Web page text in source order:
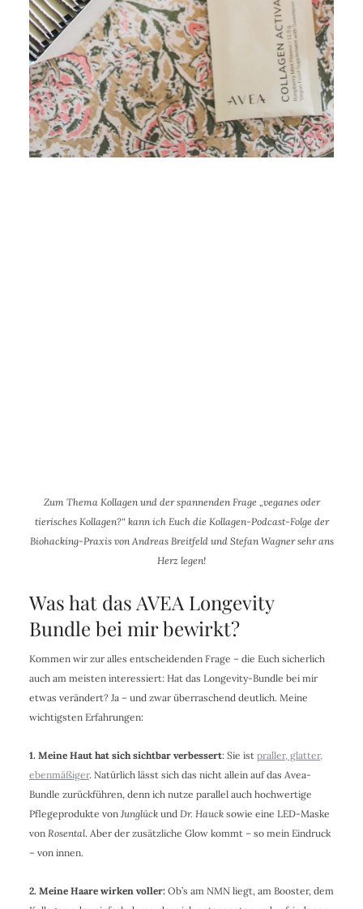
Zum Thema Kollagen und der spannenden Frage „veganes oder
tierisches Kollagen?“ kann ich Euch die Kollagen-Podcast-Folge der
Biohacking-Praxis von Andreas Breitfeld und Stefan Wagner sehr ans
Herz legen!
Was hat das AVEA Longevity
Bundle bei mir bewirkt?
Kommen wir zur alles entscheidenden Frage – die Euch sicherlich
auch am meisten interessiert: Hat das Longevity-Bundle bei mir
etwas verändert? Ja – und zwar überraschend deutlich. Meine
wichtigsten Erfahrungen:
1. Meine Haut hat sich sichtbar verbessert: Sie ist praller, glatter,
ebenmäßiger. Natürlich lässt sich das nicht allein auf das Avea-
Bundle zurückführen, denn ich nutze parallel auch hochwertige
Pflegeprodukte von Junglück und Dr. Hauck sowie eine LED-Maske
von Rosental. Aber der zusätzliche Glow kommt – so mein Eindruck
– von innen.
2. Meine Haare wirken voller:Ob’s am NMN liegt, am Booster, dem